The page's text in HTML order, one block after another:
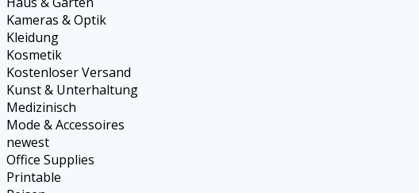
Kameras & Optik
Kleidung
Kosmetik
Kostenloser Versand
Kunst & Unterhaltung
Medizinisch
Mode & Accessoires
newest
Office Supplies
Printable